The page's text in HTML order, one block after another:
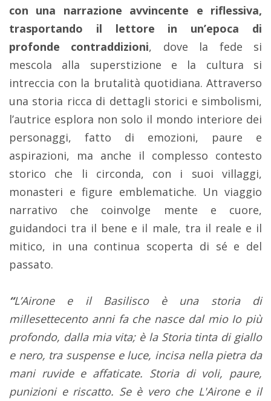
con una narrazione avvincente e riflessiva,
trasportando il lettore in un’epoca di
profonde contraddizioni, dove la fede si
mescola alla superstizione e la cultura si
intreccia con la brutalità quotidiana. Attraverso
una storia ricca di dettagli storici e simbolismi,
l’autrice esplora non solo il mondo interiore dei
personaggi, fatto di emozioni, paure e
aspirazioni, ma anche il complesso contesto
storico che li circonda, con i suoi villaggi,
monasteri e figure emblematiche. Un viaggio
narrativo che coinvolge mente e cuore,
guidandoci tra il bene e il male, tra il reale e il
mitico, in una continua scoperta di sé e del
passato.
“L’Airone e il Basilisco è una storia di
millesettecento anni fa che nasce dal mio Io più
profondo, dalla mia vita; è la Storia tinta di giallo
e nero, tra suspense e luce, incisa nella pietra da
mani ruvide e affaticate. Storia di voli, paure,
punizioni e riscatto. Se è vero che L'Airone e il